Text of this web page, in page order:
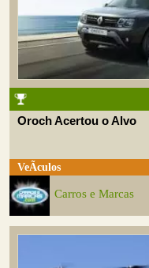
Oroch Acertou o Alvo
VeÃ­culos
Carros e Marcas